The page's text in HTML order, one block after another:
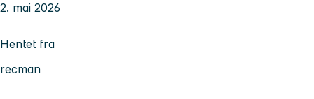
2. mai 2026
Hentet fra
recman